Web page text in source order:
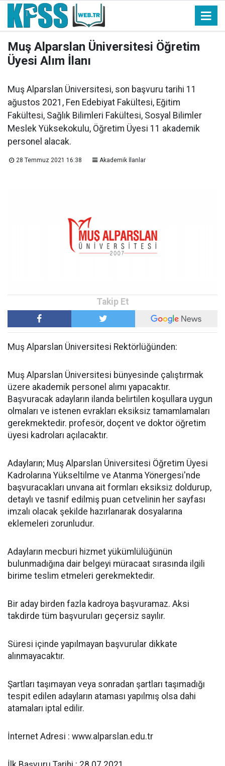
Muş Alparslan Üniversitesi Öğretim
Üyesi Alım İlanı
Muş Alparslan Üniversitesi, son başvuru tarihi 11
ağustos 2021, Fen Edebiyat Fakültesi, Eğitim
Fakültesi, Sağlık Bilimleri Fakültesi, Sosyal Bilimler
Meslek Yüksekokulu, Öğretim Üyesi 11 akademik
personel alacak.
28 Temmuz 2021 16:38 Akademik İlanlar
Muş Alparslan Üniversitesi Rektörlüğünden:
Muş Alparslan Üniversitesi bünyesinde çalıştırmak
üzere akademik personel alımı yapacaktır.
Başvuracak adayların ilanda belirtilen koşullara uygun
olmaları ve istenen evrakları eksiksiz tamamlamaları
gerekmektedir. profesör, doçent ve doktor öğretim
üyesi kadroları açılacaktır.
Adayların; Muş Alparslan Üniversitesi Öğretim Üyesi
Kadrolarına Yükseltilme ve Atanma Yönergesi'nde
başvuracakları unvana ait formları eksiksiz doldurup,
detaylı ve tasnif edilmiş puan cetvelinin her sayfası
imzalı olacak şekilde hazırlanarak dosyalarına
eklemeleri zorunludur.
Adayların mecburi hizmet yükümlülüğünün
bulunmadığına dair belgeyi müracaat sırasında ilgili
birime teslim etmeleri gerekmektedir.
Bir aday birden fazla kadroya başvuramaz. Aksi
takdirde tüm başvuruları geçersiz sayılır.
Süresi içinde yapılmayan başvurular dikkate
alınmayacaktır.
Şartları taşımayan veya sonradan şartları taşımadığı
tespit edilen adayların ataması yapılmış olsa dahi
atamaları iptal edilir.
İnternet Adresi : www.alparslan.edu.tr